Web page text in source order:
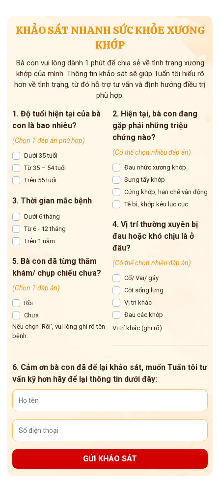
KHẢO SÁT NHANH SỨC KHỎE XƯƠNG
KHỚP
Bà con vui lòng dành 1 phút để chia sẻ về tình trạng xương
khớp của mình. Thông tin khảo sát sẽ giúp Tuấn tôi hiểu rõ
hơn về tình trạng, từ đó hỗ trợ tư vấn và định hướng điều trị
phù hợp.
1. Độ tuổi hiện tại của bà
con là bao nhiêu?
(Chọn 1 đáp án phù hợp)
Dưới 35 tuổi
Từ 35 – 54 tuổi
Trên 55 tuổi
3. Thời gian mắc bệnh
Dưới 6 tháng
Từ 6 - 12 tháng
Trên 1 năm
5. Bà con đã từng thăm
khám/ chụp chiếu chưa?
(Chọn 1 đáp án)
Rồi
Chưa
Nếu chọn 'Rồi', vui lòng ghi rõ tên
bệnh:
2. Hiện tại, bà con đang
gặp phải những triệu
chứng nào?
(Có thể chọn nhiều đáp án)
Đau nhức xương khớp
Sưng tấy khớp
Cứng khớp, hạn chế vận động
Tê bì, khớp kêu lục cục
4. Vị trí thường xuyên bị
đau hoặc khó chịu là ở
đâu?
(Có thể chọn nhiều đáp án)
Cổ/ Vai/ gáy
Cột sống lưng
Vị trí khác
Đau các khớp
Vị trí khác (ghi rõ):
6. Cảm ơn bà con đã để lại khảo sát, muốn Tuấn tôi tư
vấn kỹ hơn hãy để lại thông tin dưới đây:
GỬI KHẢO SÁT